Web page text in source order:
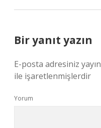
Bir yanıt yazın
E-posta adresiniz
ile işaretlenmişlerdir
Yorum